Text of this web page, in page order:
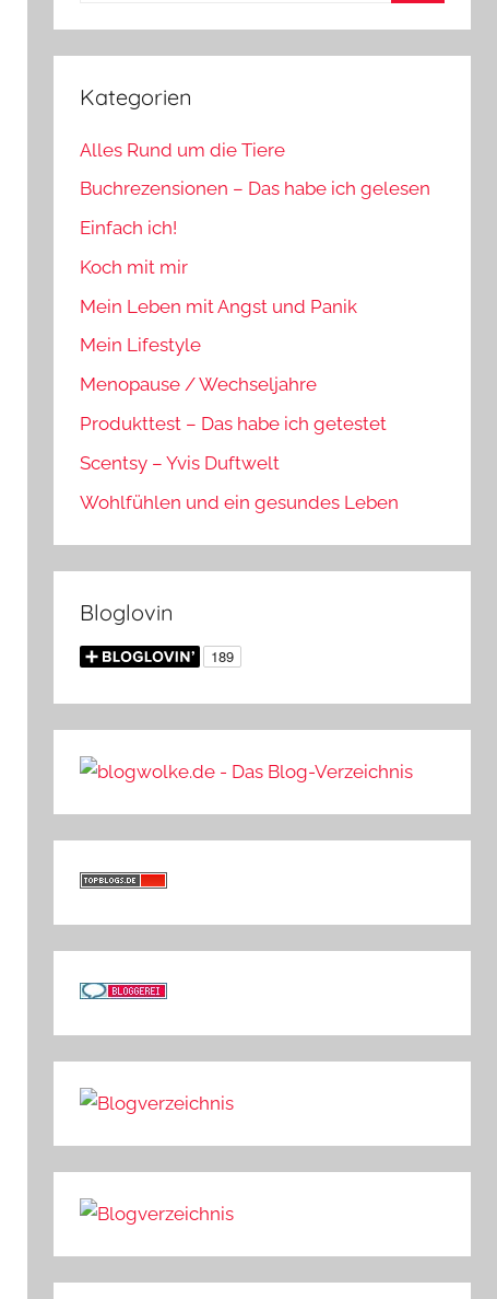
Kategorien
Alles Rund um die Tiere
Buchrezensionen – Das habe ich gelesen
Einfach ich!
Koch mit mir
Mein Leben mit Angst und Panik
Mein Lifestyle
Menopause / Wechseljahre
Produkttest – Das habe ich getestet
Scentsy – Yvis Duftwelt
Wohlfühlen und ein gesundes Leben
Bloglovin